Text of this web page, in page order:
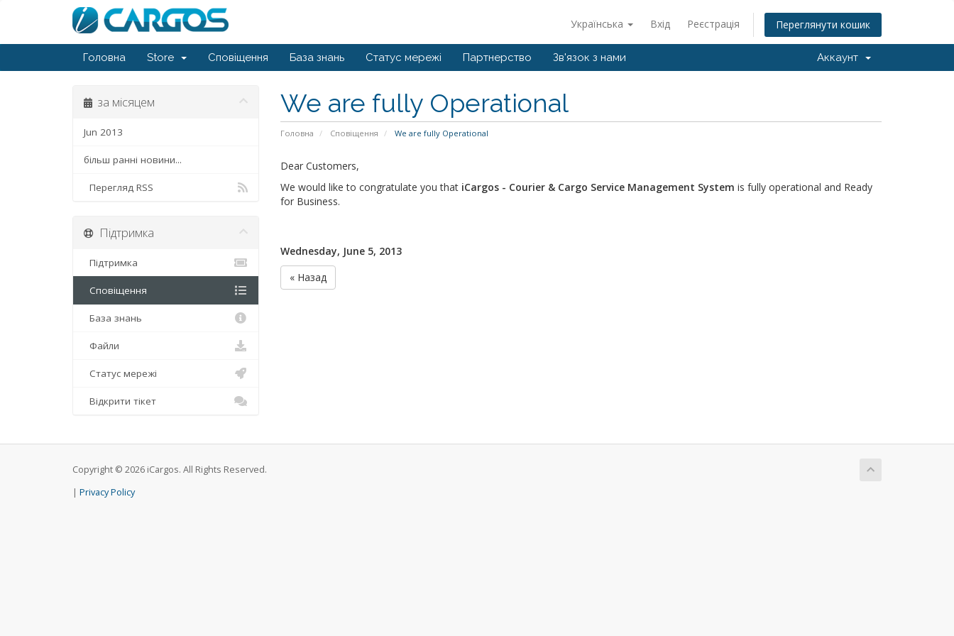
Українська Вхід Реєстрація Переглянути кошик
Головна Store Сповіщення База знань Статус мережі Партнерство Зв'язок з нами Аккаунт
We are fully Operational
Головна Сповіщення We are fully Operational
за місяцем
Jun 2013
більш ранні новини...
Перегляд RSS
Dear Customers,
We would like to congratulate you that iCargos - Courier & Cargo Service Management System is fully operational and Ready
for Business.
Wednesday, June 5, 2013
« Назад
Підтримка
Підтримка
Сповіщення
База знань
Файли
Статус мережі
Відкрити тікет
Copyright © 2026 iCargos. All Rights Reserved.
| Privacy Policy